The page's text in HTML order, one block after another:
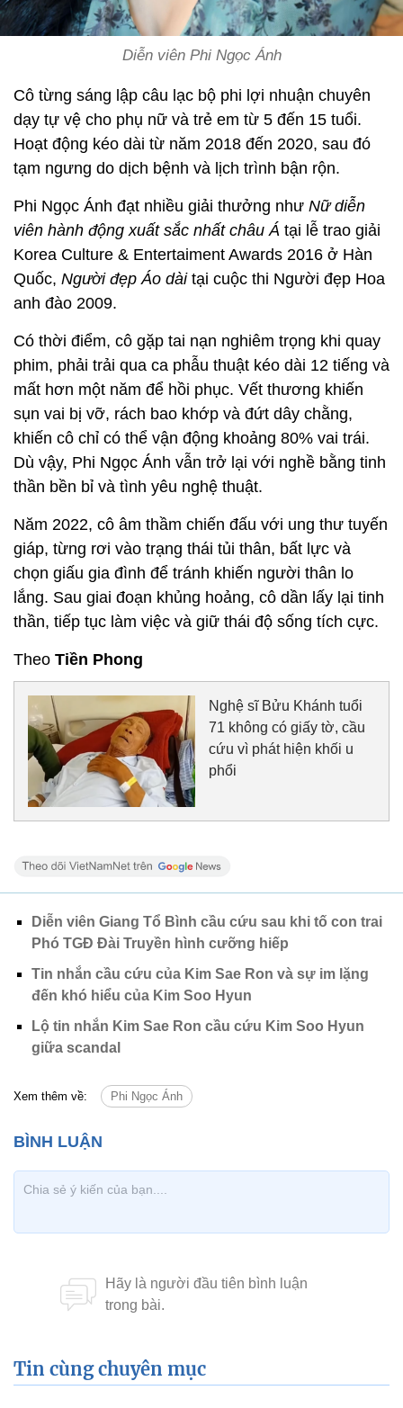
Diễn viên Phi Ngọc Ánh
Cô từng sáng lập câu lạc bộ phi lợi nhuận chuyên
dạy tự vệ cho phụ nữ và trẻ em từ 5 đến 15 tuổi.
Hoạt động kéo dài từ năm 2018 đến 2020, sau đó
tạm ngưng do dịch bệnh và lịch trình bận rộn.
Phi Ngọc Ánh đạt nhiều giải thưởng như Nữ diễn
viên hành động xuất sắc nhất châu Á tại lễ trao giải
Korea Culture & Entertaiment Awards 2016 ở Hàn
Quốc, Người đẹp Áo dàitại cuộc thi Người đẹp Hoa
anh đào 2009.
Có thời điểm, cô gặp tai nạn nghiêm trọng khi quay
phim, phải trải qua ca phẫu thuật kéo dài 12 tiếng và
mất hơn một năm để hồi phục. Vết thương khiến
sụn vai bị vỡ, rách bao khớp và đứt dây chằng,
khiến cô chỉ có thể vận động khoảng 80% vai trái.
Dù vậy, Phi Ngọc Ánh vẫn trở lại với nghề bằng tinh
thần bền bỉ và tình yêu nghệ thuật.
Năm 2022, cô âm thầm chiến đấu với ung thư tuyến
giáp, từng rơi vào trạng thái tủi thân, bất lực và
chọn giấu gia đình để tránh khiến người thân lo
lắng. Sau giai đoạn khủng hoảng, cô dần lấy lại tinh
thần, tiếp tục làm việc và giữ thái độ sống tích cực.
Theo Tiền Phong
Nghệ sĩ Bửu Khánh tuổi
71 không có giấy tờ, cầu
cứu vì phát hiện khối u
phổi
Diễn viên Giang Tổ Bình cầu cứu sau khi tố con trai
Phó TGĐ Đài Truyền hình cưỡng hiếp
Tin nhắn cầu cứu của Kim Sae Ron và sự im lặng
đến khó hiểu của Kim Soo Hyun
Lộ tin nhắn Kim Sae Ron cầu cứu Kim Soo Hyun
giữa scandal
Xem thêm về: Phi Ngọc Ánh
Tin cùng chuyên mục